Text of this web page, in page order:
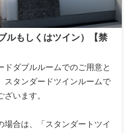
ルもしくはツイン）【禁
ドダブルルームでのご用意と
スタンダードツインルームで
います。
合は、「スタンダートツイ